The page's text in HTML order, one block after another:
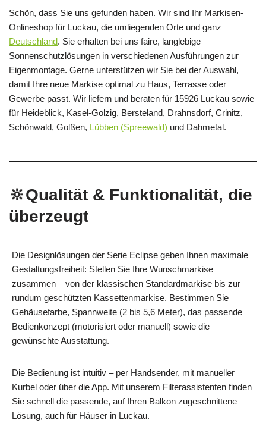
Schön, dass Sie uns gefunden haben. Wir sind Ihr Markisen-
Onlineshop für Luckau, die umliegenden Orte und ganz
Deutschland. Sie erhalten bei uns faire, langlebige
Sonnenschutzlösungen in verschiedenen Ausführungen zur
Eigenmontage. Gerne unterstützen wir Sie bei der Auswahl,
damit Ihre neue Markise optimal zu Haus, Terrasse oder
Gewerbe passt. Wir liefern und beraten für 15926 Luckau sowie
für Heideblick, Kasel-Golzig, Bersteland, Drahnsdorf, Crinitz,
Schönwald, Golßen, Lübben (Spreewald) und Dahmetal.
🔆Qualität & Funktionalität, die
überzeugt
Die Designlösungen der Serie Eclipse geben Ihnen maximale
Gestaltungsfreiheit: Stellen Sie Ihre Wunschmarkise
zusammen – von der klassischen Standardmarkise bis zur
rundum geschützten Kassettenmarkise. Bestimmen Sie
Gehäusefarbe, Spannweite (2 bis 5,6 Meter), das passende
Bedienkonzept (motorisiert oder manuell) sowie die
gewünschte Ausstattung.
Die Bedienung ist intuitiv – per Handsender, mit manueller
Kurbel oder über die App. Mit unserem Filterassistenten finden
Sie schnell die passende, auf Ihren Balkon zugeschnittene
Lösung, auch für Häuser in Luckau.